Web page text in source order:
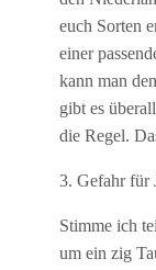
euch Sorten
einer
kann man
gibt es
die Regel.
3. Gefahr für
Stimme ich
um ein zig